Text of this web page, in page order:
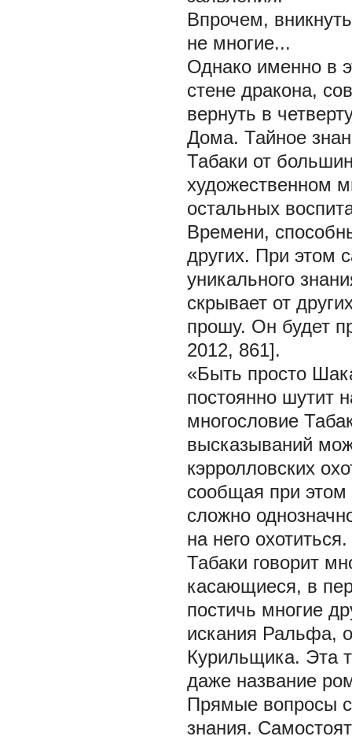
Впрочем,
не многие...
Однако именно в
стене дракона,
вернуть в
Дома. Тайное
Табаки от
художественном
остальных
Времени,
других. При этом
уникального
скрывает от
прошу. Он будет
2012, 861].
«Быть просто
постоянно шутит
многословие
высказываний
кэрролловских
сообщая при этом
сложно
на него охотиться.
Табаки говорит
касающиеся, в
постичь многие
искания Ральфа,
Курильщика. Эта
даже название
Прямые вопросы
знания.